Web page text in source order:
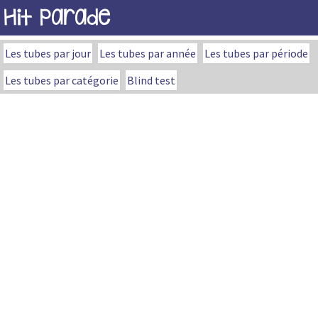
Hit Parade
Les tubes par jour Les tubes par année
Les tubes par période
Les tubes par catégorie
Blind test